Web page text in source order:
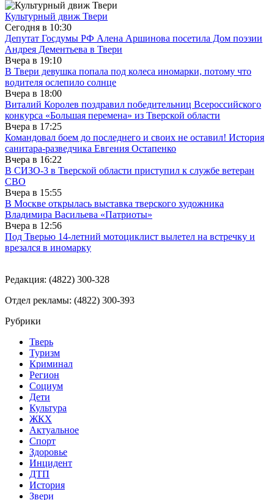
Культурный движ Твери
Сегодня в 10:30
Депутат Госдумы РФ Алена Аршинова посетила Дом поэзии
Андрея Дементьева в Твери
Вчера в 19:10
В Твери девушка попала под колеса иномарки, потому что
водителя ослепило солнце
Вчера в 18:00
Виталий Королев поздравил победительниц Всероссийского
конкурса «Большая перемена» из Тверской области
Вчера в 17:25
Командовал боем до последнего и своих не оставил! История
санитара-разведчика Евгения Остапенко
Вчера в 16:22
В СИЗО-3 в Тверской области приступил к службе ветеран
СВО
Вчера в 15:55
В Москве открылась выставка тверского художника
Владимира Васильева «Патриоты»
Вчера в 12:56
Под Тверью 14-летний мотоциклист вылетел на встречку и
врезался в иномарку
Редакция: (4822) 300-328
Отдел рекламы: (4822) 300-393
Рубрики
Тверь
Туризм
Криминал
Регион
Социум
Дети
Культура
ЖКХ
Актуальное
Спорт
Здоровье
Инцидент
ДТП
История
Звери